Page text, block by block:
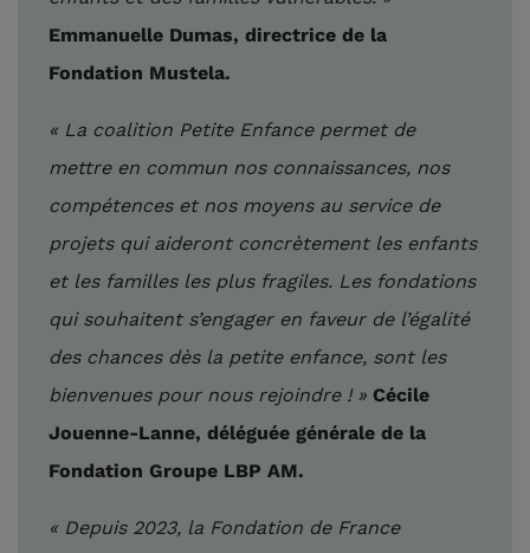
Emmanuelle Dumas, directrice de la
Fondation Mustela.
« La coalition Petite Enfance permet de
mettre en commun nos connaissances, nos
compétences et nos moyens au service de
projets qui aideront concrètement les enfants
et les familles les plus fragiles. Les fondations
qui souhaitent s’engager en faveur de l’égalité
des chances dès la petite enfance, sont les
bienvenues pour nous rejoindre ! »Cécile
Jouenne-Lanne, déléguée générale de la
Fondation Groupe LBP AM.
« Depuis 2023, la Fondation de France